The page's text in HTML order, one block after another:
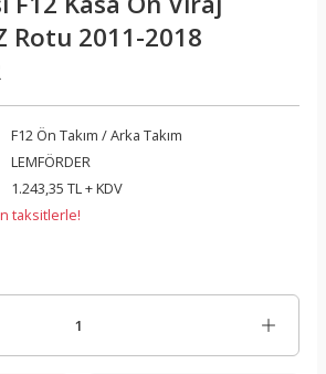
Rotu 2011-2018
F12 Ön Takım / Arka Takım
LEMFÖRDER
1.243,35 TL + KDV
taksitlerle!